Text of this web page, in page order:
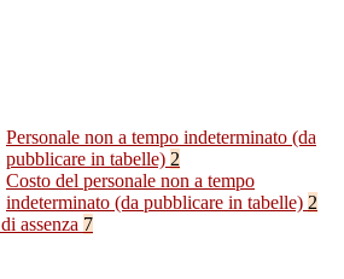
Personale non a tempo indeterminato (da
pubblicare in tabelle) 2
Costo del personale non a tempo
indeterminato (da pubblicare in tabelle) 2
assenza 7